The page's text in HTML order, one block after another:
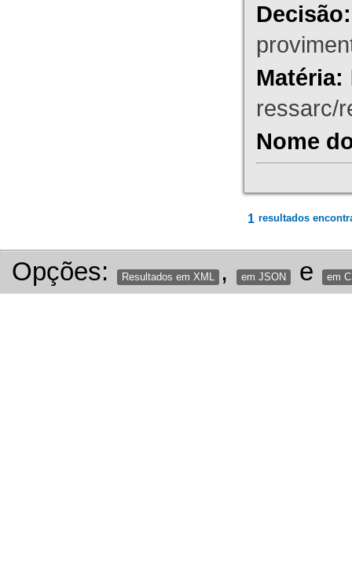
Decisão:
Matéria:
ressarc/
Nome
1 resultados
Opções: Resultados em XML , em JSON e em